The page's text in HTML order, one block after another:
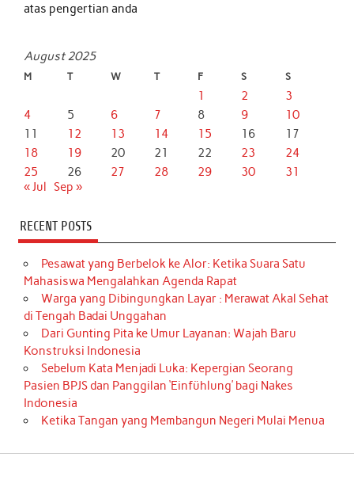
atas pengertian anda
August 2025
M T W T F S S
1 2
3
4
5 6 7 8 9
10
11
12 13 14 15 16
17
18
19 20 21 22 23
24
25
26 27 28 29 30
31
« Jul Sep »
RECENT POSTS
Pesawat yang Berbelok ke Alor: Ketika Suara Satu
Mahasiswa Mengalahkan Agenda Rapat
Warga yang Dibingungkan Layar : Merawat Akal Sehat
di Tengah Badai Unggahan
Dari Gunting Pita ke Umur Layanan: Wajah Baru
Konstruksi Indonesia
Sebelum Kata Menjadi Luka: Kepergian Seorang
Pasien BPJS dan Panggilan ‘Einfühlung’ bagi Nakes
Indonesia
Ketika Tangan yang Membangun Negeri Mulai Menua